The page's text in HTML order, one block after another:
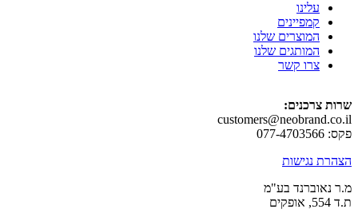
עלינו
קמפיינים
המוצרים שלנו
המותגים שלנו
צרו קשר
נגישות
בע"מ